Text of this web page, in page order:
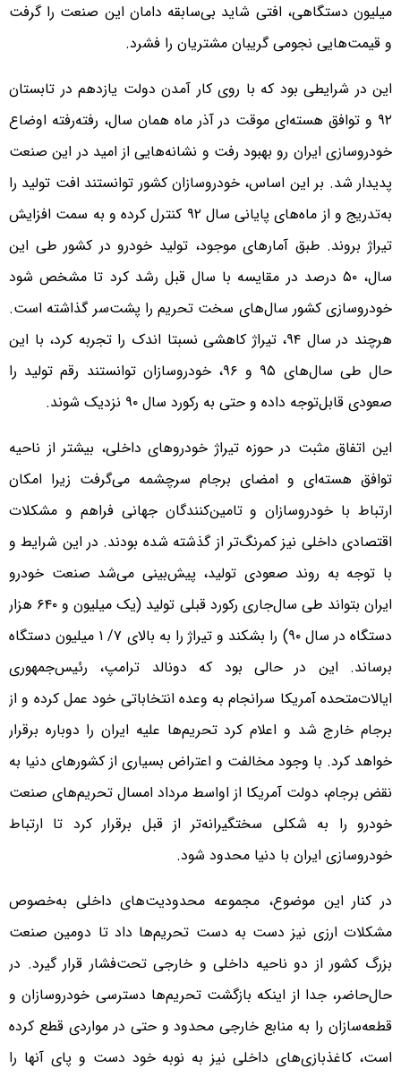
میلیون دستگاهی، افتی شاید بی‌سابقه دامان این صنعت را گرفت
و قیمت‌هایی نجومی گریبان مشتریان را فشرد.
این در شرایطی بود که با روی کار آمدن دولت یازدهم در تابستان
۹۲ و توافق هسته‌ای موقت در آذر ماه همان سال، رفته‌رفته اوضاع
خودروسازی ایران رو بهبود رفت و نشانه‌هایی از امید در این صنعت
پدیدار شد. بر این اساس، خودروسازان کشور توانستند افت تولید را
به‌تدریج و از ماه‌های پایانی سال ۹۲ کنترل کرده و به سمت افزایش
تیراژ بروند. طبق آمارهای موجود، تولید خودرو در کشور طی این
سال، ۵۰ درصد در مقایسه با سال قبل رشد کرد تا مشخص شود
خودروسازی کشور سال‌های سخت تحریم را پشت‌سر گذاشته است.
هرچند در سال ۹۴، تیراژ کاهشی نسبتا اندک را تجربه کرد، با این
حال طی سال‌های ۹۵ و ۹۶، خودروسازان توانستند رقم تولید را
صعودی قابل‌توجه داده و حتی به رکورد سال ۹۰ نزدیک شوند.
این اتفاق مثبت در حوزه تیراژ خودروهای داخلی، بیشتر از ناحیه
توافق هسته‌ای و امضای برجام سرچشمه می‌گرفت زیرا امکان
ارتباط با خودروسازان و تامین‌کنندگان جهانی فراهم و مشکلات
اقتصادی داخلی نیز کمرنگ‌تر از گذشته شده بودند. در این شرایط و
با توجه به روند صعودی تولید، پیش‌بینی می‌شد صنعت خودرو
ایران بتواند طی سال‌جاری رکورد قبلی تولید (یک میلیون و ۶۴۰ هزار
دستگاه در سال ۹۰) را بشکند و تیراژ را به بالای ۷/ ۱ میلیون دستگاه
برساند. این در حالی بود که دونالد ترامپ، رئیس‌جمهوری
ایالات‌متحده آمریکا سرانجام به وعده انتخاباتی خود عمل کرده و از
برجام خارج شد و اعلام کرد تحریم‌ها علیه ایران را دوباره برقرار
خواهد کرد. با وجود مخالفت و اعتراض بسیاری از کشورهای دنیا به
نقض برجام، دولت آمریکا از اواسط مرداد امسال تحریم‌های صنعت
خودرو را به شکلی سختگیرانه‌تر از قبل برقرار کرد تا ارتباط
خودروسازی ایران با دنیا محدود شود.
در کنار این موضوع، مجموعه محدودیت‌های داخلی به‌خصوص
مشکلات ارزی نیز دست به دست تحریم‌ها داد تا دومین صنعت
بزرگ کشور از دو ناحیه داخلی و خارجی تحت‌فشار قرار گیرد. در
حال‌حاضر، جدا از اینکه بازگشت تحریم‌ها دسترسی خودروسازان و
قطعه‌سازان را به منابع خارجی محدود و حتی در مواردی قطع کرده
است، کاغذبازی‌های داخلی نیز به نوبه خود دست و پای آنها را